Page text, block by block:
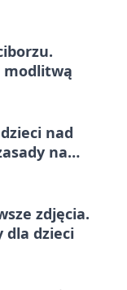
modlitwą
nad
na
zdjęcia.
dla dzieci